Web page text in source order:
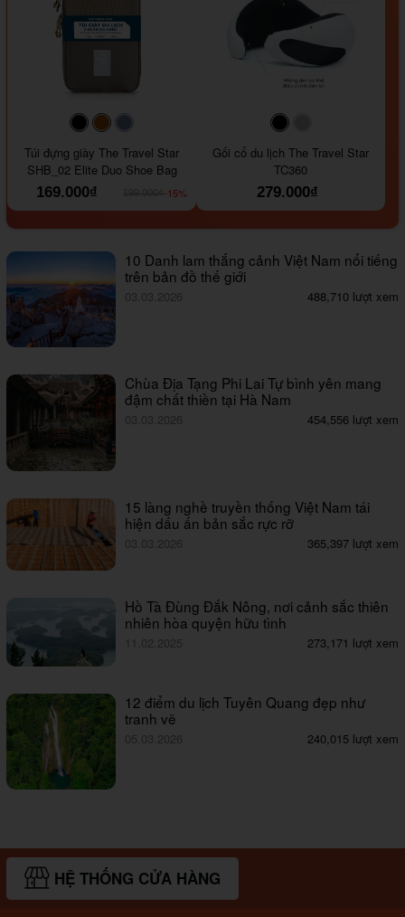
#000000#964B00
Túi đựng giày The Travel Star
SHB_02 Elite Duo Shoe Bag
169.000₫
-15%
#000000
Gối cổ du lịch The Travel Star
TC360
279.000₫
10 Danh lam thắng cảnh Việt Nam nổi tiếng
trên bản đồ thế giới
03.03.2026 488,710 lượt xem
Chùa Địa Tạng Phi Lai Tự bình yên mang
đậm chất thiền tại Hà Nam
03.03.2026 454,556 lượt xem
15 làng nghề truyền thống Việt Nam tái
hiện dấu ấn bản sắc rực rỡ
03.03.2026 365,397 lượt xem
Hồ Tà Đùng Đắk Nông, nơi cảnh sắc thiên
nhiên hòa quyện hữu tình
11.02.2025 273,171 lượt xem
12 điểm du lịch Tuyên Quang đẹp như
tranh vẽ
05.03.2026 240,015 lượt xem
HỆ THỐNG CỬA HÀNG